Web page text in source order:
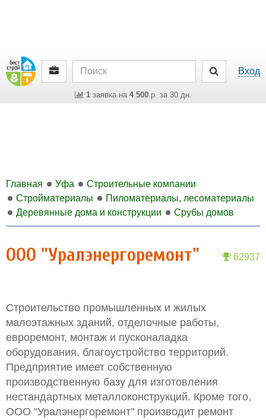
Вход
1заявка на 4 500р. за 30 дн.
Главная Уфа
Строительные компании
Стройматериалы
Пиломатериалы, лесоматериалы
Деревянные дома и конструкции
Срубы домов
62937
ООО "Уралэнергоремонт"
Строительство промышленных и жилых
малоэтажных зданий, отделочные работы,
евроремонт, монтаж и пусконаладка
оборудования, благоустройство территорий.
Предприятие имеет собственную
производственную базу для изготовления
нестандартных металлоконструкций. Кроме того,
ООО "Уралэнергоремонт" производит ремонт